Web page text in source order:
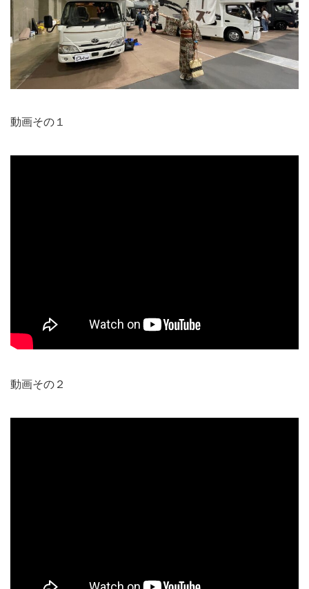
動画その１
動画その２